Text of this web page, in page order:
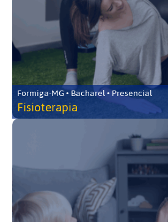
Formiga-MG • Bacharel • Presencial
Fisioterapia